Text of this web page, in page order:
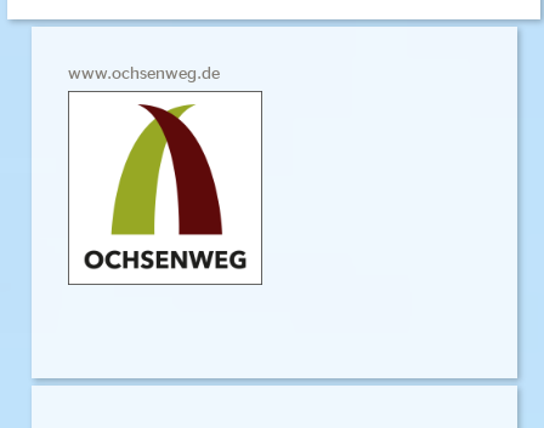
www.ochsenweg.de